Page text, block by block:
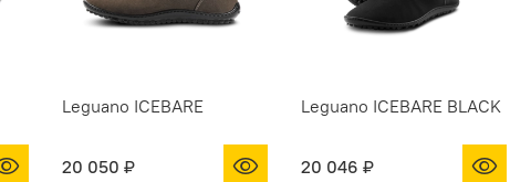
Leguano ICEBARE
20 050 ₽
Leguano ICEBARE BLACK
20 046 ₽